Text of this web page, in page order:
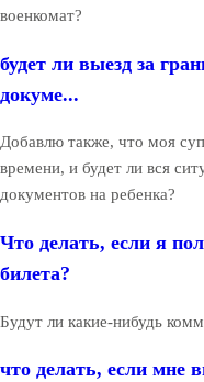
военкомат?
будет ли выезд за
докуме...
Добавлю также, что моя
времени, и будет ли вся
документов на ребенка?
Что делать, если я
билета?
Будут ли какие-нибудь
что делать, если мне